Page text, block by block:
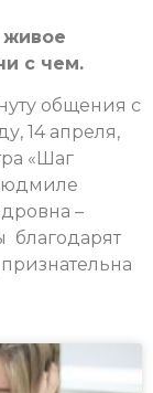
с чем.
общения с
14 апреля,
«Шаг
–
благодарят